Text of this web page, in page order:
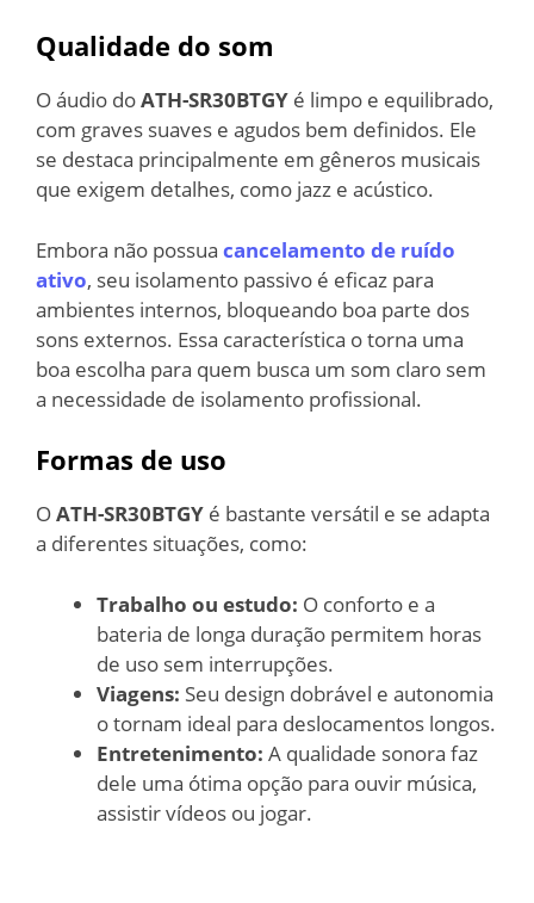
Qualidade do som
O áudio doATH-SR30BTGY é limpo e equilibrado,
com graves suaves e agudos bem definidos. Ele
se destaca principalmente em gêneros musicais
que exigem detalhes, como jazz e acústico.
Embora não possua cancelamento de ruído
ativo, seu isolamento passivo é eficaz para
ambientes internos, bloqueando boa parte dos
sons externos. Essa característica o torna uma
boa escolha para quem busca um som claro sem
a necessidade de isolamento profissional.
Formas de uso
OATH-SR30BTGY é bastante versátil e se adapta
a diferentes situações, como:
Trabalho ou estudo: O conforto e a
bateria de longa duração permitem horas
de uso sem interrupções.
Viagens: Seu design dobrável e autonomia
o tornam ideal para deslocamentos longos.
Entretenimento: A qualidade sonora faz
dele uma ótima opção para ouvir música,
assistir vídeos ou jogar.